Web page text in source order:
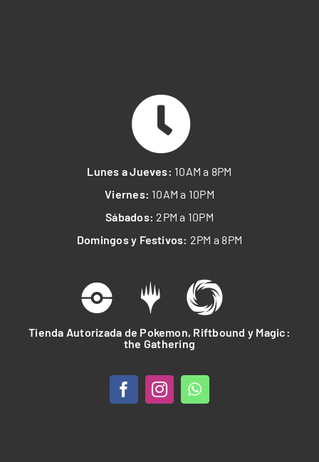
Lunes a Jueves: 10AM a 8PM
Viernes: 10AM a 10PM
Sábados: 2PM a 10PM
Domingos y Festivos: 2PM a 8PM
Tienda Autorizada de Pokemon, Riftbound y Magic:
the Gathering